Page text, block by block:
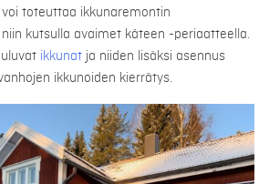
toteuttaa ikkunaremontin
niin kutsulla avaimet käteen -periaatteella.
ikkunat ja niiden lisäksi asennus
ikkunoiden kierrätys.